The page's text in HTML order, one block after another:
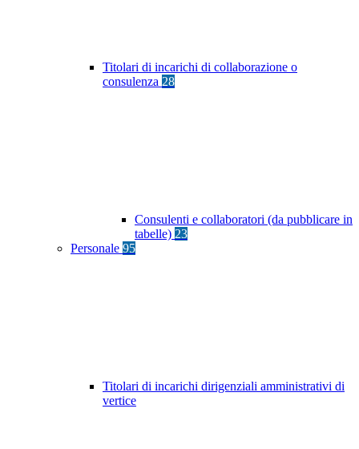
Titolari di incarichi di collaborazione o
consulenza 28
Consulenti e collaboratori (da pubblicare in
tabelle) 23
Personale 95
Titolari di incarichi dirigenziali amministrativi di
vertice